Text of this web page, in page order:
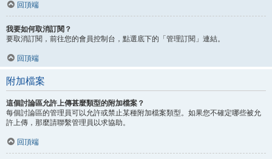
回頂端
我要如何取消訂閱？
要取消訂閱，前往您的會員控制台，點選底下的「管理訂閱」連結。
回頂端
附加檔案
這個討論區允許上傳甚麼類型的附加檔案？
每個討論區的管理員可以允許或禁止某種附加檔案類型。如果您不確定哪些被允
許上傳，那麼請聯繫管理員以求協助。
回頂端